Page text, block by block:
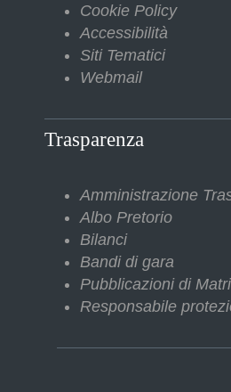
Cookie Policy
Accessibilità
Siti Tematici
Webmail
Trasparenza
Amministrazione
Albo Pretorio
Bilanci
Bandi di gara
Pubblicazioni di
Responsabile